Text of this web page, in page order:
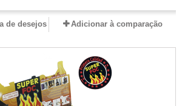
de desejos Adicionar à comparação